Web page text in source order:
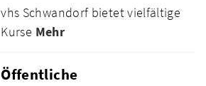
vhs Schwandorf bietet vielfältige
Kurse Mehr
Öffentliche